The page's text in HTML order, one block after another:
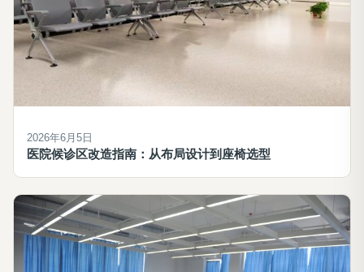
2026年6月5日
医院候诊区改造指南：从布局设计到座椅选型